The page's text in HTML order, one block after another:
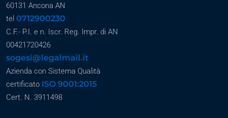
60131 Ancona AN
tel 0712900230
C.F.- P.I. e n. Iscr. Reg. Impr. di AN
00421720426
sogesi@legalmail.it
Azienda con Sistema Qualità
certificato ISO 9001:2015
Cert. N. 3911498